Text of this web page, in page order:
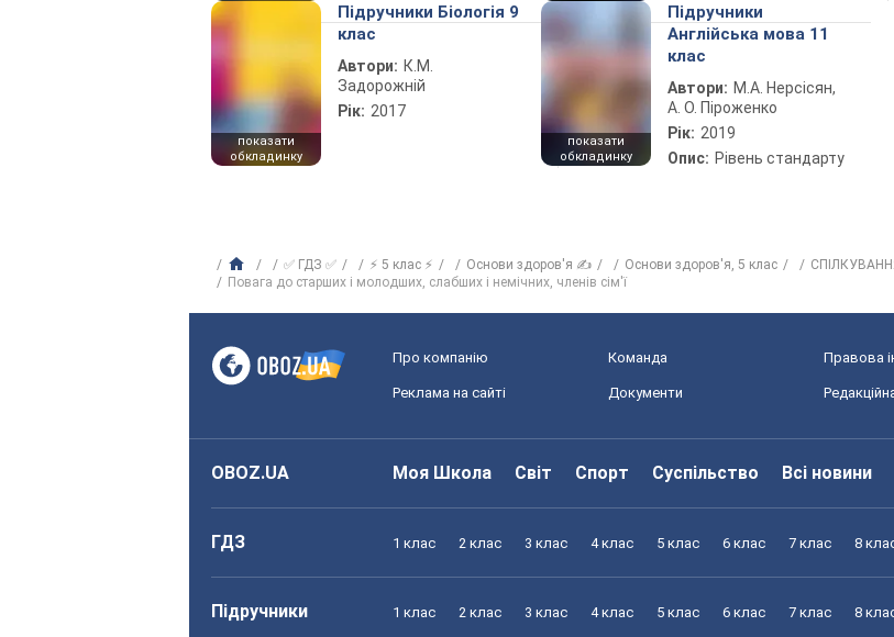
показати
обкладинку
Підручники Біологія 9
клас
Автори: К.М.
Задорожній
Рік: 2017
показати
обкладинку
Підручники
Англійська мова 11
клас
Автори: М.А. Нерсісян,
А. О. Піроженко
Рік: 2019
Опис: Рівень стандарту
✅ ГДЗ ✅ ⚡ 5 клас ⚡ Основи здоров'я ✍ Основи здоров'я, 5 клас
Повага до старших і молодших, слабших і немічних, членів сім'ї
Про компанію Команда Правова
Реклама на сайті Документи
OBOZ.UA Моя Школа Світ Спорт Суспільство Всі новини
ГДЗ 1 клас 2 клас 3 клас 4 клас 5 клас 6 клас 7 клас 8
Підручники 1 клас 2 клас 3 клас 4 клас 5 клас 6 клас 7 клас 8